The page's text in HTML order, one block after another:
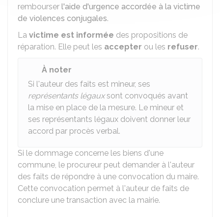
rembourser l'aide d'urgence accordée à la victime
de violences conjugales.
La victime est informée des propositions de
réparation. Elle peut les accepter ou les refuser.
À noter
Si l'auteur des faits est mineur, ses
représentants légauxsont convoqués avant
la mise en place de la mesure. Le mineur et
ses représentants légaux doivent donner leur
accord par procès verbal.
Si le dommage concerne les biens d'une
commune, le procureur peut demander à l'auteur
des faits de répondre à une convocation du maire.
Cette convocation permet à l'auteur de faits de
conclure une transaction avec la mairie.